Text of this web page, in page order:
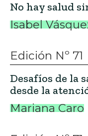
No hay salud
Isabel
Edición Nº 71
Desafíos de la
desde la
Mariana Caro